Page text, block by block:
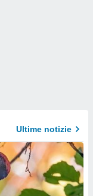
Ultime notizie